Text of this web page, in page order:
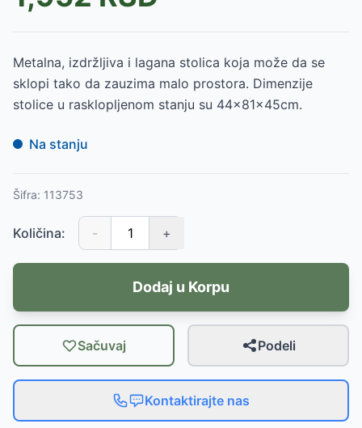
Metalna, izdržljiva i lagana stolica koja može da se
sklopi tako da zauzima malo prostora. Dimenzije
stolice u rasklopljenom stanju su 44x81x45cm.
Na stanju
Šifra: 113753
Količina: - +
Dodaj u Korpu
Sačuvaj Podeli
Kontaktirajte nas